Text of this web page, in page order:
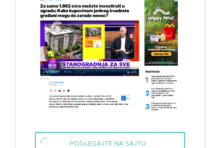
POGLEDAJTE NA SAJTU